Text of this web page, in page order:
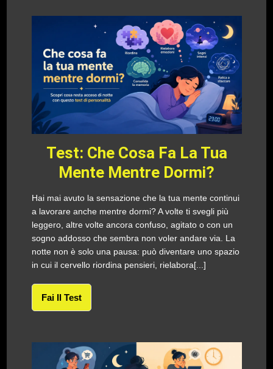
Test: Che Cosa Fa La Tua
Mente Mentre Dormi?
Hai mai avuto la sensazione che la tua mente continui
a lavorare anche mentre dormi? A volte ti svegli più
leggero, altre volte ancora confuso, agitato o con un
sogno addosso che sembra non voler andare via. La
notte non è solo una pausa: può diventare uno spazio
in cui il cervello riordina pensieri, rielabora[...]
Fai Il Test